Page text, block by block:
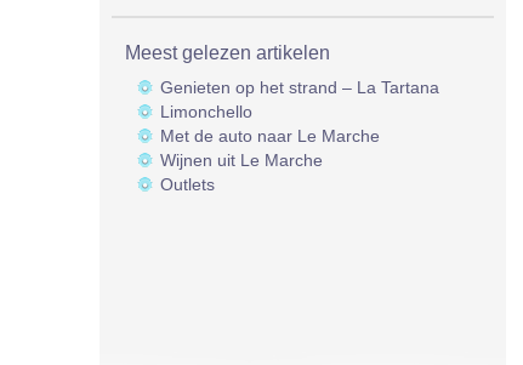
Meest gelezen artikelen
Genieten op het strand – La Tartana
Limonchello
Met de auto naar Le Marche
Wijnen uit Le Marche
Outlets